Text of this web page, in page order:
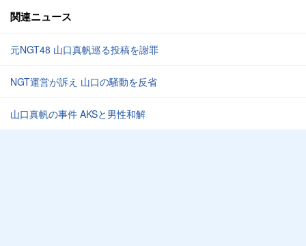
関連ニュース
元NGT48 山口真帆巡る投稿を謝罪
NGT運営が訴え 山口の騒動を反省
山口真帆の事件 AKSと男性和解